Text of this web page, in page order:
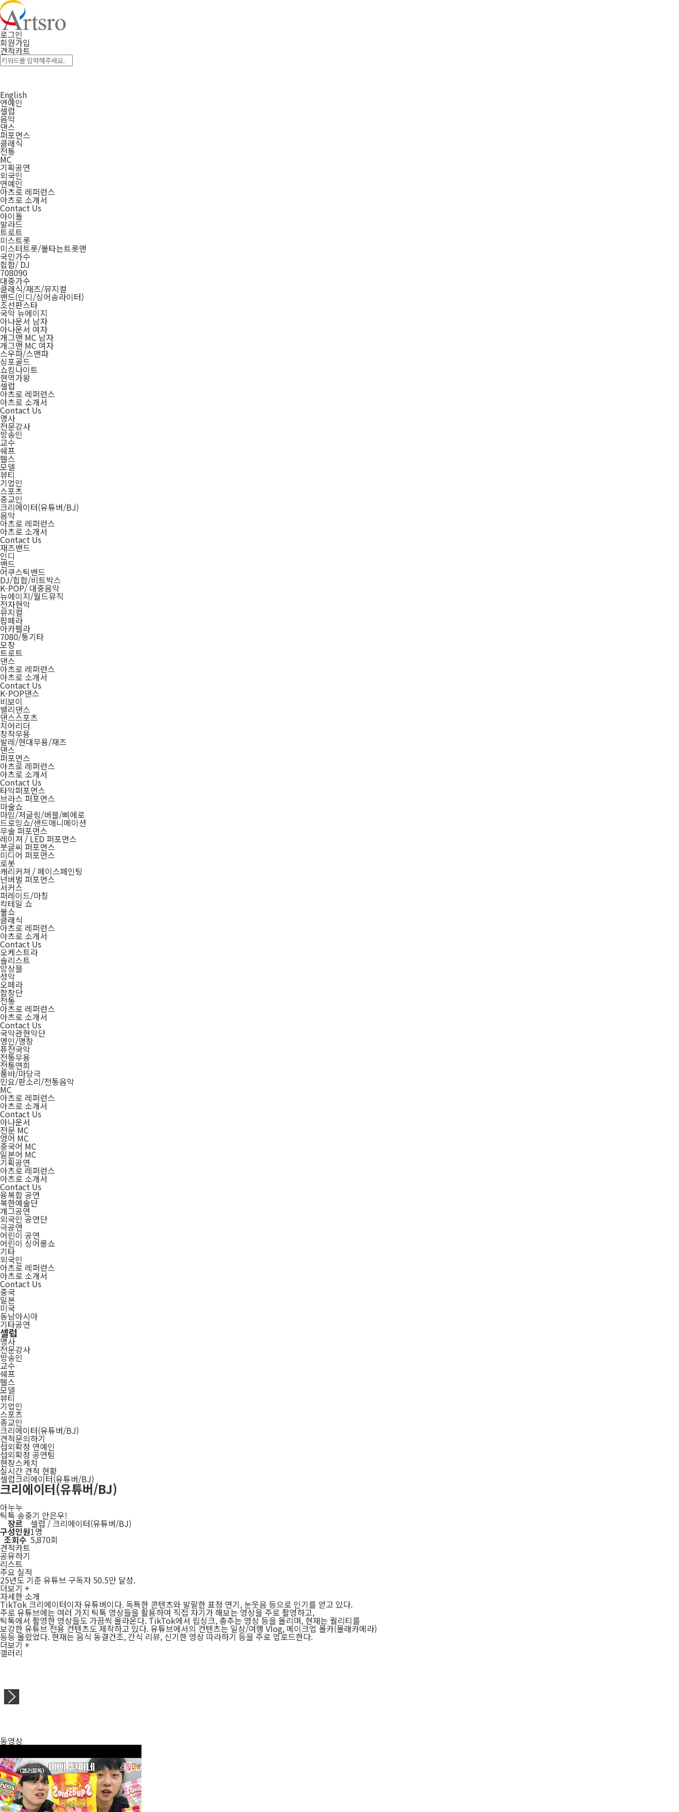
로그인
회원가입
견적카트
English
연예인
셀럽
음악
댄스
퍼포먼스
클래식
전통
MC
기획공연
외국인
연예인
아츠로 레퍼런스
아츠로 소개서
Contact Us
아이돌
발라드
트로트
미스트롯
미스터트롯/불타는트롯맨
국민가수
힙합/ DJ
708090
대중가수
클래식/재즈/뮤지컬
밴드(인디/싱어송라이터)
조선판스타
국악 뉴에이지
아나운서 남자
아나운서 여자
개그맨 MC 남자
개그맨 MC 여자
스우파/스맨파
싱포골드
쇼킹나이트
현역가왕
셀럽
아츠로 레퍼런스
아츠로 소개서
Contact Us
명사
전문강사
방송인
교수
쉐프
헬스
모델
뷰티
기업인
스포츠
종교인
크리에이터(유튜버/BJ)
음악
아츠로 레퍼런스
아츠로 소개서
Contact Us
재즈밴드
인디
밴드
어쿠스틱밴드
DJ/힙합/비트박스
K-POP/ 대중음악
뉴에이지/월드뮤직
전자현악
뮤지컬
팝페라
아카펠라
7080/통기타
모창
트로트
댄스
아츠로 레퍼런스
아츠로 소개서
Contact Us
K-POP댄스
비보이
밸리댄스
댄스스포츠
치어리더
창작무용
발레/현대무용/재즈
댄스
퍼포먼스
아츠로 레퍼런스
아츠로 소개서
Contact Us
타악퍼포먼스
브라스 퍼포먼스
마술쇼
마임/저글링/버블/삐에로
드로잉쇼/샌드애니메이션
무술 퍼포먼스
레이져 / LED 퍼포먼스
붓글씨 퍼포먼스
미디어 퍼포먼스
로봇
캐리커쳐 / 페이스페인팅
넌버벌 퍼포먼스
서커스
퍼레이드/마칭
칵테일 쇼
불쇼
클래식
아츠로 레퍼런스
아츠로 소개서
Contact Us
오케스트라
솔리스트
앙상블
성악
오페라
합창단
전통
아츠로 레퍼런스
아츠로 소개서
Contact Us
국악관현악단
명인/명창
퓨전국악
전통무용
전통연희
품바/마당극
민요/판소리/전통음악
MC
아츠로 레퍼런스
아츠로 소개서
Contact Us
아나운서
전문 MC
영어 MC
중국어 MC
일본어 MC
기획공연
아츠로 레퍼런스
아츠로 소개서
Contact Us
융복합 공연
북한예술단
개그공연
외국인 공연단
극공연
어린이 공연
어린이 싱어롱쇼
기타
외국인
아츠로 레퍼런스
아츠로 소개서
Contact Us
중국
일본
미국
동남아시아
기타공연
셀럽
명사
전문강사
방송인
교수
쉐프
헬스
모델
뷰티
기업인
스포츠
종교인
크리에이터(유튜버/BJ)
견적문의하기
섭외확정 연예인
섭외확정 공연팀
현장스케치
실시간 견적 현황
셀럽크리에이터(유튜버/BJ)
크리에이터(유튜버/BJ)
아누누
틱톡 송중기 안은우!
장르 셀럽 / 크리에이터(유튜버/BJ)
구성인원1명
조회수 5,870회
견적카트
공유하기
리스트
주요 실적
25년도 기준 유튜브 구독자 50.5만 달성.
더보기 +
자세한 소개
TikTok 크리에이터이자 유튜버이다. 독특한 콘텐츠와 발랄한 표정 연기, 눈웃음 등으로 인기를 얻고 있다.
주로 유튜브에는 여러 가지 틱톡 영상들을 활용하여 직접 자기가 해보는 영상을 주로 촬영하고,
틱톡에서 촬영한 영상들도 가끔씩 올라온다. TikTok에서 립싱크, 춤추는 영상 등을 올리며, 현재는 퀄리티를
보강한 유튜브 전용 컨텐츠도 제작하고 있다. 유튜브에서의 컨텐츠는 일상/여행 Vlog, 메이크업 몰카(몰래카메라)
등등 올렸었다. 현재는 음식 동결건조, 간식 리뷰, 신기한 영상 따라하기 등을 주로 업로드한다.
더보기 +
갤러리
동영상